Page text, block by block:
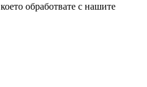
обработвате с нашите